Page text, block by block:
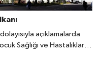
açıklamalarda
Sağlığı ve Hastalıkları